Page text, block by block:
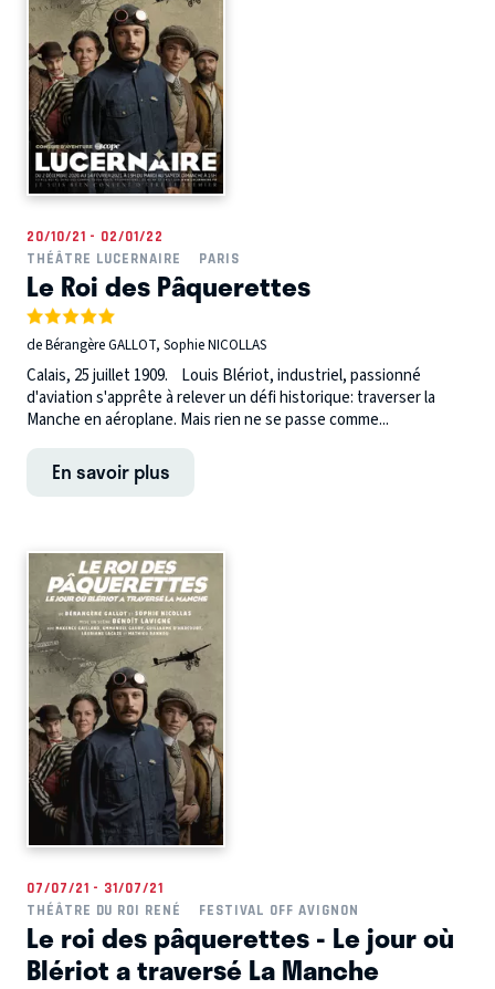
20/10/21 - 02/01/22
THÉÂTRE LUCERNAIRE
PARIS
Le Roi des Pâquerettes
de Bérangère GALLOT, Sophie NICOLLAS
Calais, 25 juillet 1909. Louis Blériot, industriel, passionné
d'aviation s'apprête à relever un défi historique: traverser la
Manche en aéroplane. Mais rien ne se passe comme...
En savoir plus
07/07/21 - 31/07/21
THÉÂTRE DU ROI RENÉ
FESTIVAL OFF AVIGNON
Le roi des pâquerettes - Le jour où
Blériot a traversé La Manche